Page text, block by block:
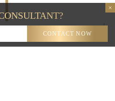
CONTACT NOW
03